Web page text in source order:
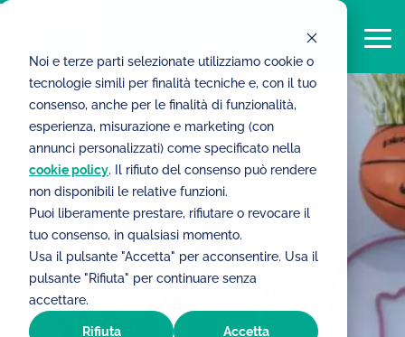
Noi e terze parti selezionate utilizziamo cookie o
tecnologie simili per finalità tecniche e, con il tuo
consenso, anche per le finalità di funzionalità,
esperienza, misurazione e marketing (con
annunci personalizzati) come specificato nella
cookie policy. Il rifiuto del consenso può rendere
non disponibili le relative funzioni.
Puoi liberamente prestare, rifiutare o revocare il
tuo consenso, in qualsiasi momento.
Usa il pulsante "Accetta" per acconsentire. Usa il
pulsante "Rifiuta" per continuare senza
accettare.
Accetta
Rifiuta